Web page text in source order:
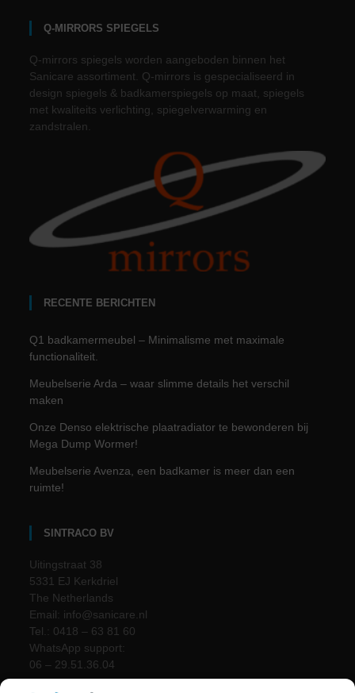
Q-MIRRORS SPIEGELS
Q-mirrors spiegels worden aangeboden binnen het
Sanicare assortiment. Q-mirrors is gespecialiseerd in
design spiegels & badkamerspiegels op maat, spiegels
met kwaliteits verlichting, spiegelverwarming en
zandstralen.
RECENTE BERICHTEN
Q1 badkamermeubel – Minimalisme met maximale
functionaliteit.
Meubelserie Arda – waar slimme details het verschil
maken
Onze Denso elektrische plaatradiator te bewonderen bij
Mega Dump Wormer!
Meubelserie Avenza, een badkamer is meer dan een
ruimte!
SINTRACO BV
Uitingstraat 38
5331 EJ Kerkdriel
The Netherlands
Email: info@sanicare.nl
Tel.: 0418 – 63 81 60
WhatsApp support:
06 – 29.51.36.04